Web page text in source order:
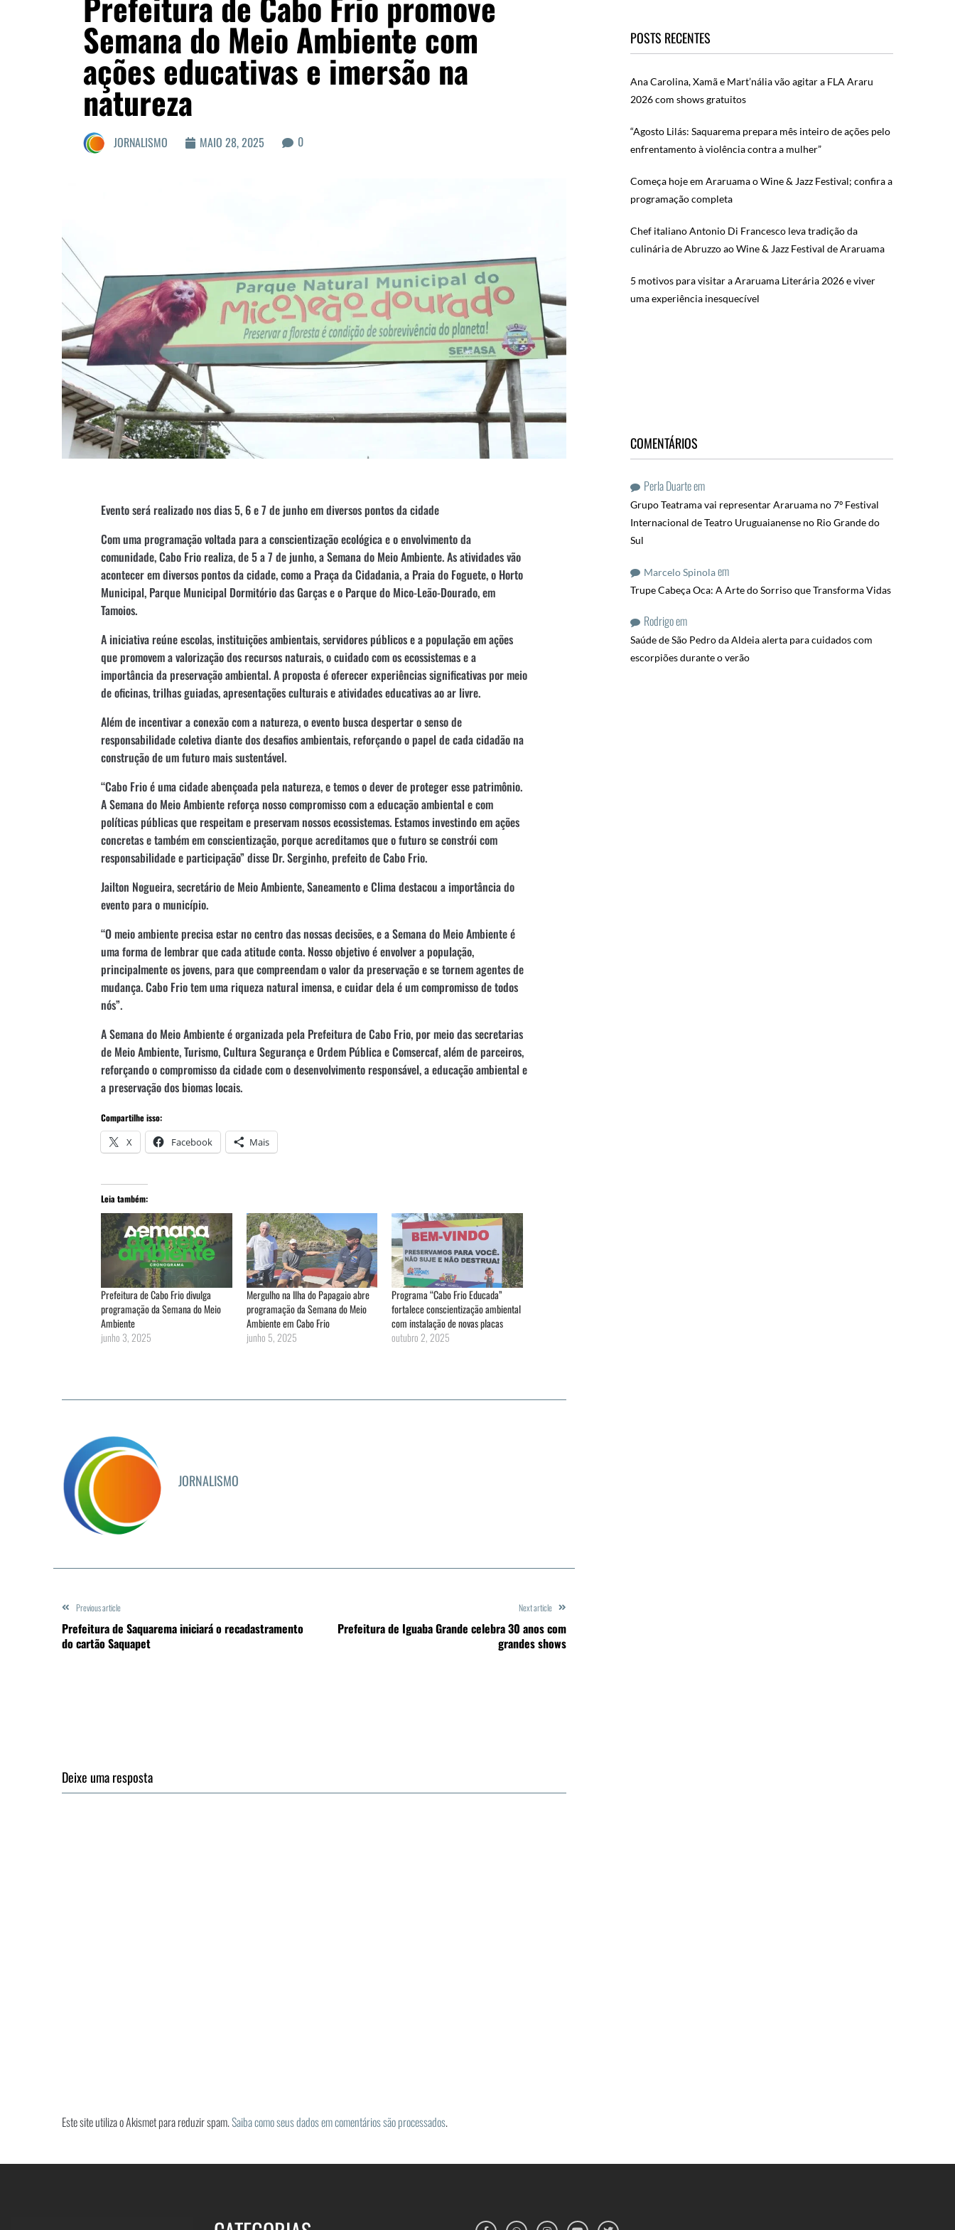
Semana do Meio Ambiente com
ações educativas e imersão na
natureza
JORNALISMO MAIO 28, 2025 0
Evento será realizado nos dias 5, 6 e 7 de junho em diversos pontos da cidade
Com uma programação voltada para a conscientização ecológica e o envolvimento da
comunidade, Cabo Frio realiza, de 5 a 7 de junho, a Semana do Meio Ambiente. As atividades vão
acontecer em diversos pontos da cidade, como a Praça da Cidadania, a Praia do Foguete, o Horto
Municipal, Parque Municipal Dormitório das Garças e o Parque do Mico-Leão-Dourado, em
Tamoios.
A iniciativa reúne escolas, instituições ambientais, servidores públicos e a população em ações
que promovem a valorização dos recursos naturais, o cuidado com os ecossistemas e a
importância da preservação ambiental. A proposta é oferecer experiências significativas por meio
de oficinas, trilhas guiadas, apresentações culturais e atividades educativas ao ar livre.
Além de incentivar a conexão com a natureza, o evento busca despertar o senso de
responsabilidade coletiva diante dos desafios ambientais, reforçando o papel de cada cidadão na
construção de um futuro mais sustentável.
“Cabo Frio é uma cidade abençoada pela natureza, e temos o dever de proteger esse patrimônio.
A Semana do Meio Ambiente reforça nosso compromisso com a educação ambiental e com
políticas públicas que respeitam e preservam nossos ecossistemas. Estamos investindo em ações
concretas e também em conscientização, porque acreditamos que o futuro se constrói com
responsabilidade e participação” disse Dr. Serginho, prefeito de Cabo Frio.
Jailton Nogueira, secretário de Meio Ambiente, Saneamento e Clima destacou a importância do
evento para o município.
“O meio ambiente precisa estar no centro das nossas decisões, e a Semana do Meio Ambiente é
uma forma de lembrar que cada atitude conta. Nosso objetivo é envolver a população,
principalmente os jovens, para que compreendam o valor da preservação e se tornem agentes de
mudança. Cabo Frio tem uma riqueza natural imensa, e cuidar dela é um compromisso de todos
nós”.
A Semana do Meio Ambiente é organizada pela Prefeitura de Cabo Frio, por meio das secretarias
de Meio Ambiente, Turismo, Cultura Segurança e Ordem Pública e Comsercaf, além de parceiros,
reforçando o compromisso da cidade com o desenvolvimento responsável, a educação ambiental e
a preservação dos biomas locais.
Compartilhe isso:
X Facebook Mais
Leia também:
Prefeitura de Cabo Frio divulga
programação da Semana do Meio
Ambiente
junho 3, 2025
Mergulho na Ilha do Papagaio abre
programação da Semana do Meio
Ambiente em Cabo Frio
junho 5, 2025
Programa “Cabo Frio Educada”
fortalece conscientização ambiental
com instalação de novas placas
outubro 2, 2025
JORNALISMO
Previous article
Prefeitura de Saquarema iniciará o recadastramento
do cartão Saquapet
Next article
Prefeitura de Iguaba Grande celebra 30 anos com
grandes shows
Deixe uma resposta
Este site utiliza o Akismet para reduzir spam.Saiba como seus dados em comentários são processados.
POSTS RECENTES
Ana Carolina, Xamã e Mart’nália vão agitar a FLA Araru
2026 com shows gratuitos
“Agosto Lilás: Saquarema prepara mês inteiro de ações pelo
enfrentamento à violência contra a mulher”
Começa hoje em Araruama o Wine & Jazz Festival; confira a
programação completa
Chef italiano Antonio Di Francesco leva tradição da
culinária de Abruzzo ao Wine & Jazz Festival de Araruama
5 motivos para visitar a Araruama Literária 2026 e viver
uma experiência inesquecível
COMENTÁRIOS
Perla Duarteem
Grupo Teatrama vai representar Araruama no 7º Festival
Internacional de Teatro Uruguaianense no Rio Grande do
Sul
Marcelo Spinolaem
Trupe Cabeça Oca: A Arte do Sorriso que Transforma Vidas
Rodrigoem
Saúde de São Pedro da Aldeia alerta para cuidados com
escorpiões durante o verão